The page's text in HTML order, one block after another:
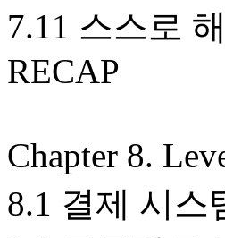
7.11 스스로
RECAP
Chapter 8.
8.1 결제 시스